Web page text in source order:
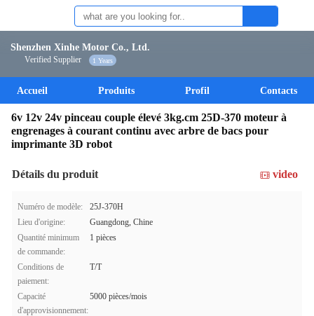
Shenzhen Xinhe Motor Co., Ltd.
Verified Supplier 1 Years
Accueil Produits Profil Contacts
6v 12v 24v pinceau couple élevé 3kg.cm 25D-370 moteur à
engrenages à courant continu avec arbre de bacs pour
imprimante 3D robot
Détails du produit video
Numéro de modèle:
25J-370H
Lieu d'origine:
Guangdong, Chine
Quantité minimum
de commande:
1 pièces
Conditions de
paiement:
T/T
Capacité
d'approvisionnement:
5000 pièces/mois